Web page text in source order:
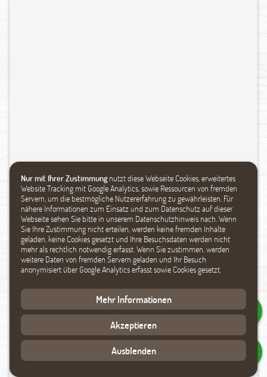
Nur mit Ihrer Zustimmung nutzt diese Webseite Cookies, erweitertes
Website Tracking mit Google Analytics, sowie Ressourcen von fremden
Servern, um die bestmögliche Nutzererfahrung zu gewährleisten. Für
nähere Informationen zum Einsatz und zum Datenschutz auf dieser
Webseite sehen Sie bitte in unserem Datenschutzhinweis nach. Wenn
Sie Ihre Zustimmung nicht erteilen, werden keine fremden Inhalte
geladen, keine Cookies gesetzt und Ihre Besuchsdaten werden nicht
mehr als rechtlich notwendig erfasst. Wenn Sie zustimmen, werden
weitere Daten von fremden Servern geladen und Ihr Besuch
anonymisiert über Google Analytics erfasst sowie Cookies gesetzt.
Mehr Informationen
Akzeptieren
Ausblenden